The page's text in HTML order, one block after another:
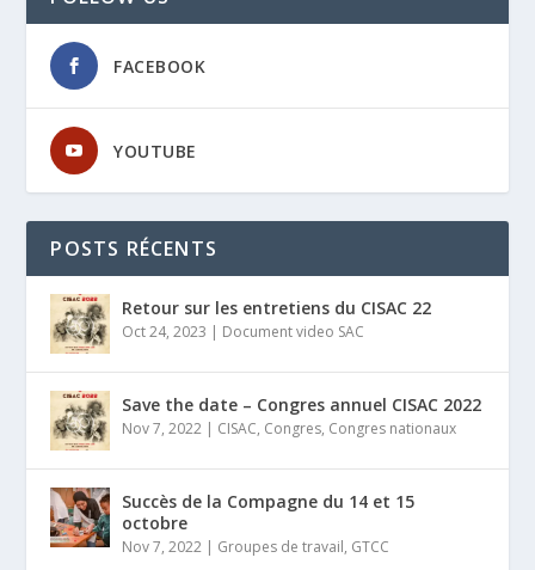
FACEBOOK
YOUTUBE
POSTS RÉCENTS
Retour sur les entretiens du CISAC 22
Oct 24, 2023 | Document video SAC
Save the date – Congres annuel CISAC 2022
Nov 7, 2022 | CISAC, Congres, Congres nationaux
Succès de la Compagne du 14 et 15
octobre
Nov 7, 2022 | Groupes de travail, GTCC